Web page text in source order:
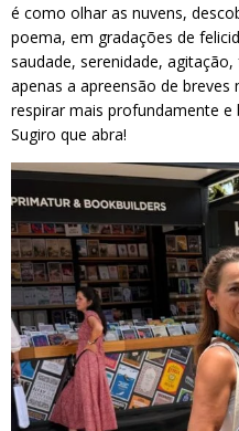
é como olhar as nuvens,
poema, em gradações de
saudade, serenidade,
apenas a apreensão de
respirar mais profundamente e
Sugiro que abra!